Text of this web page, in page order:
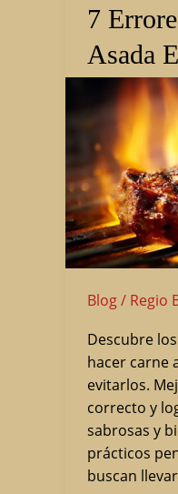
7
Asada
Blog/ Regio
Descubre
hacer carne
evitarlos.
correcto y
sabrosas y
prácticos
buscan
7
Errores
al
Hacer
Carne
Asada
Estilo
Regio